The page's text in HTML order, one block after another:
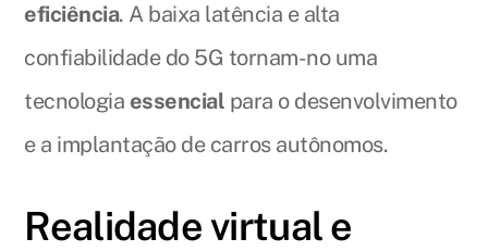
eficiência. A baixa latência e alta
confiabilidade do 5G tornam-no uma
tecnologia essencial para o desenvolvimento
e a implantação de carros autônomos.
Realidade virtual e